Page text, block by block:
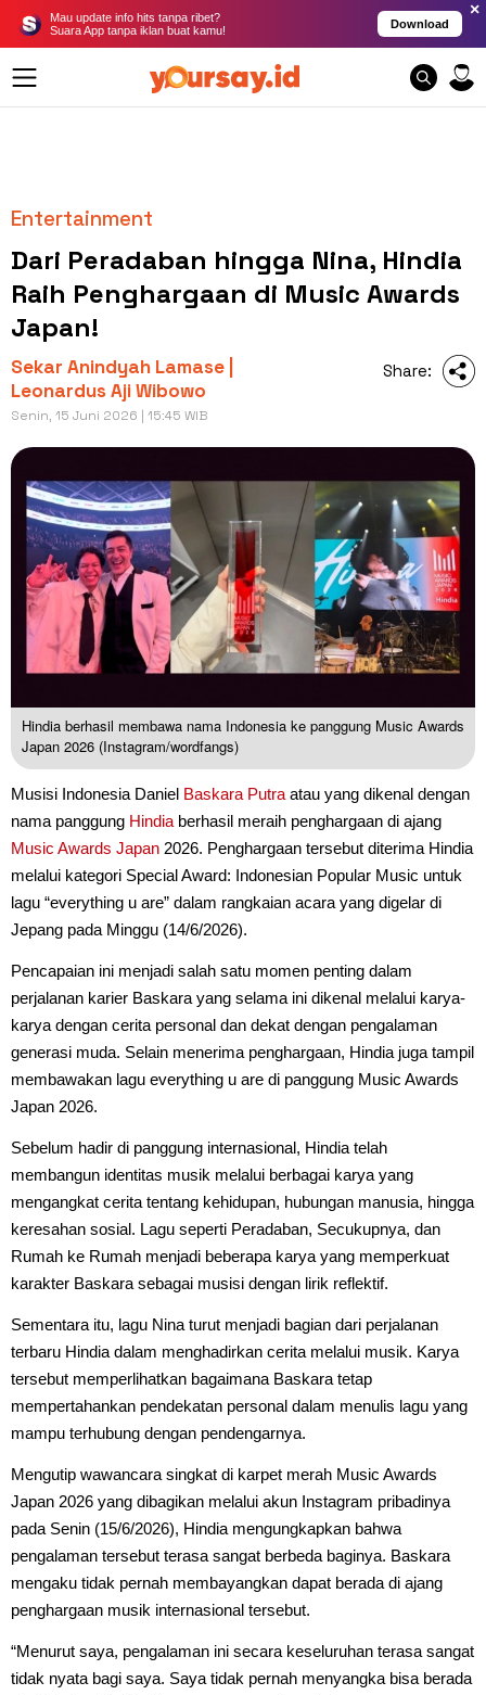
Mau update info hits tanpa ribet?
Suara App tanpa iklan buat kamu!
Download
×
Entertainment
Dari Peradaban hingga Nina, Hindia
Raih Penghargaan di Music Awards
Japan!
Sekar Anindyah Lamase |
Leonardus Aji Wibowo
Senin, 15 Juni 2026 | 15:45 WIB
Share:
Hindia berhasil membawa nama Indonesia ke panggung Music Awards
Japan 2026 (Instagram/wordfangs)
Musisi Indonesia Daniel Baskara Putra atau yang dikenal dengan
nama panggung Hindia berhasil meraih penghargaan di ajang
Music Awards Japan 2026. Penghargaan tersebut diterima Hindia
melalui kategori Special Award: Indonesian Popular Music untuk
lagu “everything u are” dalam rangkaian acara yang digelar di
Jepang pada Minggu (14/6/2026).
Pencapaian ini menjadi salah satu momen penting dalam
perjalanan karier Baskara yang selama ini dikenal melalui karya-
karya dengan cerita personal dan dekat dengan pengalaman
generasi muda. Selain menerima penghargaan, Hindia juga tampil
membawakan lagu everything u are di panggung Music Awards
Japan 2026.
Sebelum hadir di panggung internasional, Hindia telah
membangun identitas musik melalui berbagai karya yang
mengangkat cerita tentang kehidupan, hubungan manusia, hingga
keresahan sosial. Lagu seperti Peradaban, Secukupnya, dan
Rumah ke Rumah menjadi beberapa karya yang memperkuat
karakter Baskara sebagai musisi dengan lirik reflektif.
Sementara itu, lagu Nina turut menjadi bagian dari perjalanan
terbaru Hindia dalam menghadirkan cerita melalui musik. Karya
tersebut memperlihatkan bagaimana Baskara tetap
mempertahankan pendekatan personal dalam menulis lagu yang
mampu terhubung dengan pendengarnya.
Mengutip wawancara singkat di karpet merah Music Awards
Japan 2026 yang dibagikan melalui akun Instagram pribadinya
pada Senin (15/6/2026), Hindia mengungkapkan bahwa
pengalaman tersebut terasa sangat berbeda baginya. Baskara
mengaku tidak pernah membayangkan dapat berada di ajang
penghargaan musik internasional tersebut.
“Menurut saya, pengalaman ini secara keseluruhan terasa sangat
tidak nyata bagi saya. Saya tidak pernah menyangka bisa berada